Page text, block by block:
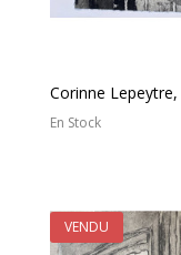
Corinne Lepeytre,
En Stock
VENDU